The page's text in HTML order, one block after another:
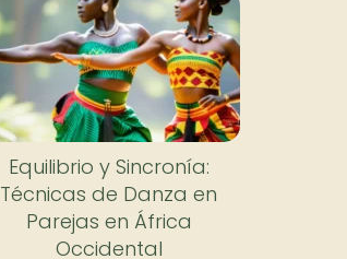
Equilibrio y Sincronía:
Técnicas de Danza en
Parejas en África
Occidental